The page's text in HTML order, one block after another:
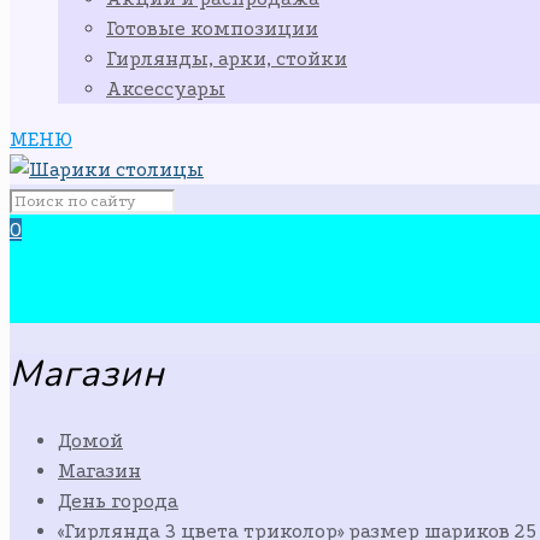
Готовые композиции
Гирлянды, арки, стойки
Аксессуары
МЕНЮ
0
Магазин
Домой
Магазин
День города
«Гирлянда 3 цвета триколор» размер шариков